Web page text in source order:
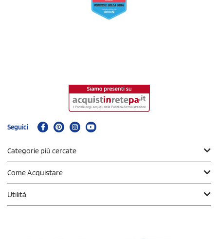
Seguici
Categorie più cercate
Come Acquistare
Utilità